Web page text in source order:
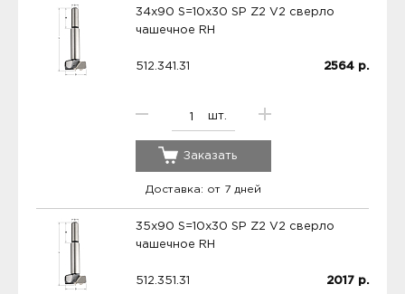
34x90 S=10x30 SP Z2 V2 сверло
чашечное RH
512.341.31
шт.
2564 р.
Заказать
Доставка: от 7 дней
35x90 S=10x30 SP Z2 V2 сверло
чашечное RH
512.351.31 2017 р.